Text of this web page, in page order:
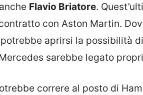
Flavio Briatore.
con Aston Martin.
aprirsi la possibilità
sarebbe legato
correre al posto di